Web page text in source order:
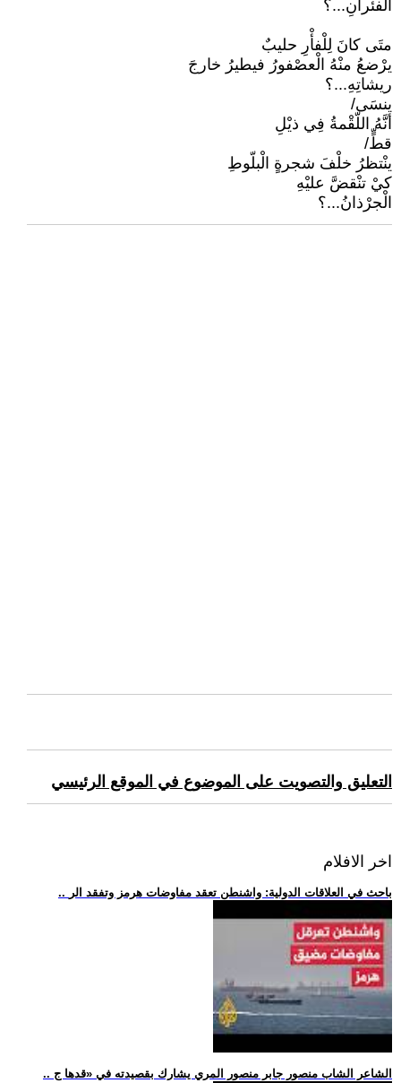
الْفئْرانِ...؟
متَى كانَ لِلْفأْرِ حليبٌ
يرْضعُ منْهُ الْعصْفورُ فيطيرُ خارجَ
ريشاتِهِ...؟
ينسَى/
أنَّهُ اللّقْمةُ فِي ذيْلِ
قطٍّ/
ينْتظرُ خلْفَ شجرةٍ الْبلّوطِ
كيْ تنْقضَّ عليْهِ
الْجرْذانُ...؟
التعليق والتصويت على الموضوع في الموقع الرئيسي
اخر الافلام
.. باحث في العلاقات الدولية: واشنطن تعقد مفاوضات هرمز وتفقد الر
.. الشاعر الشاب منصور جابر منصور المري يشارك بقصيدته في «قدها ج